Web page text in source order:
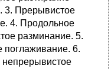
3. Прерывистое
4. Продольное
разминание. 5.
6.